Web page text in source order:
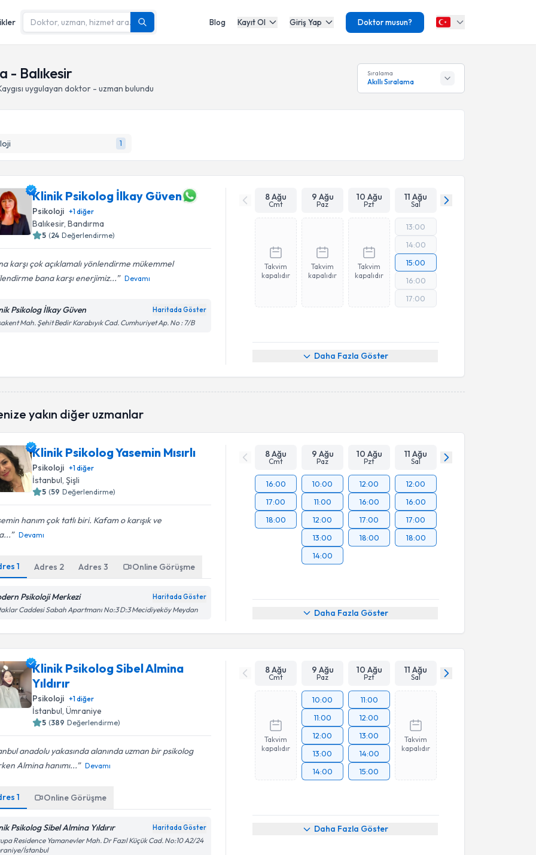
Blog Kayıt Ol Giriş Yap Doktor musun?
- Balıkesir
uygulayan doktor - uzman bulundu
Sıralama
Akıllı Sıralama
1
Klinik Psikolog İlkay Güven
Psikoloji +1diğer
Balıkesir, Bandırma
5 (24 Değerlendirme)
karşı çok açıklamalı yönlendirme mükemmel
bana karşı enerjimiz...
Devamı
Psikolog İlkay Güven Haritada Göster
Mah. Şehit Bedir Karabıyık Cad. Cumhuriyet Ap. No : 7/B
8 Ağu
Cmt
9 Ağu
Paz
10 Ağu
Pzt
11 Ağu
Sal
Takvim
kapalıdır
Takvim
kapalıdır
Takvim
kapalıdır
13:00
14:00
15:00
16:00
17:00
Daha Fazla Göster
yakın diğer uzmanlar
Klinik Psikolog Yasemin Mısırlı
Psikoloji +1diğer
İstanbul , Şişli
5 (59 Değerlendirme)
hanım çok tatlı biri. Kafam o karışık ve
Devamı
1 Adres 2 Adres3 Online Görüşme
Psikoloji Merkezi Haritada Göster
Caddesi Sabah Apartmanı No:3 D:3 Mecidiyeköy Meydan
8 Ağu
Cmt
9 Ağu
Paz
10 Ağu
Pzt
11 Ağu
Sal
16:00
17:00
18:00
10:00
11:00
12:00
13:00
14:00
12:00
16:00
17:00
18:00
12:00
16:00
17:00
18:00
Daha Fazla Göster
Klinik Psikolog Sibel Almina
Yıldırır
Psikoloji +1diğer
İstanbul, Ümraniye
5 (389 Değerlendirme)
anadolu yakasında alanında uzman bir psikolog
Almina hanımı...
Devamı
1 Online Görüşme
Psikolog Sibel Almina Yıldırır Haritada Göster
Residence Yamanevler Mah. Dr Fazıl Küçük Cad. No:10 A2/24
İstanbul
8 Ağu
Cmt
9 Ağu
Paz
10 Ağu
Pzt
11 Ağu
Sal
Takvim
kapalıdır
10:00
11:00
12:00
13:00
14:00
11:00
12:00
13:00
14:00
15:00
Takvim
kapalıdır
Daha Fazla Göster